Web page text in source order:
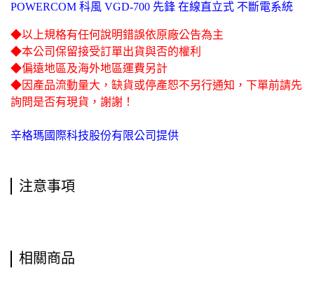
POWERCOM 科風 VGD-700 先鋒 在線直立式 不斷電系統
◆以上規格有任何說明錯誤依原廠公告為主
◆本公司保留接受訂單出貨與否的權利
◆偏遠地區及海外地區運費另計
◆因產品流動量大，缺貨或停產恕不另行通知，下單前請先
詢問是否有現貨，謝謝！
辛格瑪國際科技股份有限公司提供
注意事項
相關商品